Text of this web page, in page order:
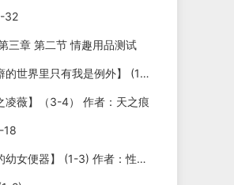
32
三章 第二节 情趣用品测试
【全是绿帽癖的世界里只有我是例外】 (1-3) 作者：劫色司机
凌薇】（3-4） 作者：天之痕
18
【从小培养的幼女便器】 (1-3) 作者：性yin